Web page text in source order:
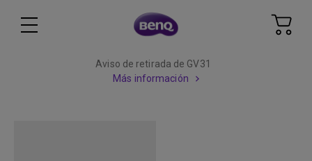
Aviso de retirada de GV31
Más información